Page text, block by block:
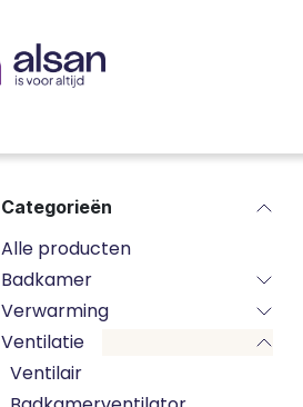
Categorieën
Alle producten
Badkamer
Verwarming
Ventilatie
Ventilair